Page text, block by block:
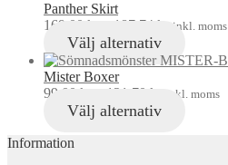
Panther Skirt
169,00 kr 187,74 kr inkl. moms
Välj alternativ
Mister Boxer
99,00 kr 121,70 kr inkl. moms
Välj alternativ
Information